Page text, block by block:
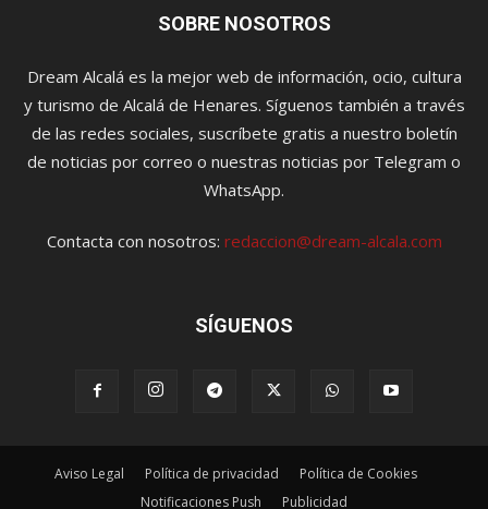
SOBRE NOSOTROS
Dream Alcalá es la mejor web de información, ocio, cultura
y turismo de Alcalá de Henares. Síguenos también a través
de las redes sociales, suscríbete gratis a nuestro boletín
de noticias por correo o nuestras noticias por Telegram o
WhatsApp.
Contacta con nosotros: redaccion@dream-alcala.com
SÍGUENOS
Aviso Legal Política de privacidad
Política de Cookies
Notificaciones Push
Publicidad